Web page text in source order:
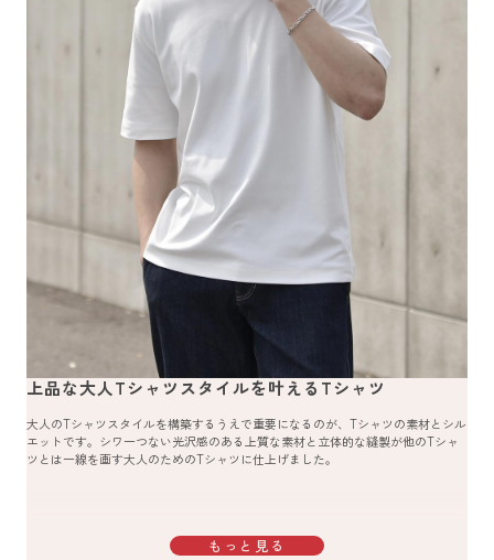
上品な大人Tシャツスタイルを叶えるTシャツ
大人のTシャツスタイルを構築するうえで重要になるのが、Tシャツの素材とシル
エットです。シワ一つない光沢感のある上質な素材と立体的な縫製が他のTシャ
ツとは一線を画す大人のためのTシャツに仕上げました。
もっと見る